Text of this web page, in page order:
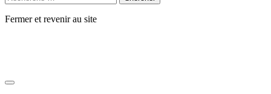
Fermer et revenir au site